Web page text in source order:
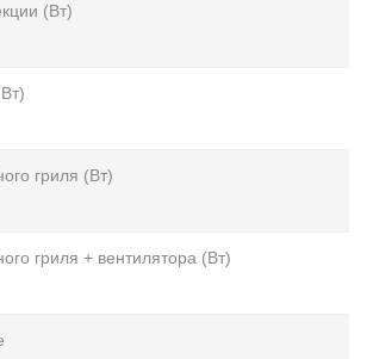
(Вт)
гриля (Вт)
гриля + вентилятора (Вт)